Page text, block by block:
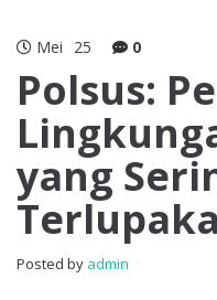
Mei 25 0
Polsus:
yang
Posted by admin